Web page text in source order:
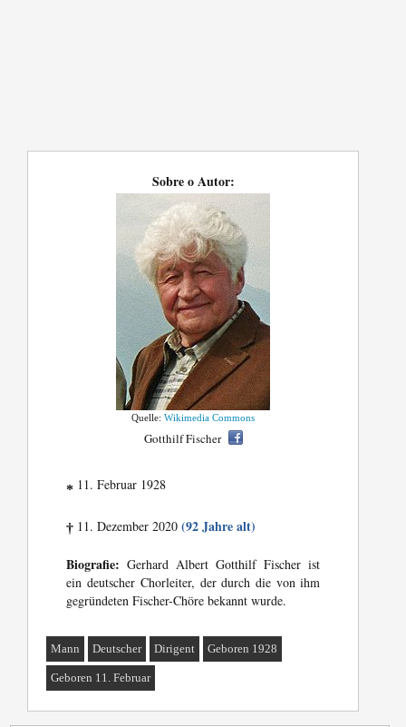
Sobre o Autor:
Quelle:Wikimedia Commons
Gotthilf Fischer
* 11. Februar 1928
† 11. Dezember 2020(92 Jahre alt)
Biografie: Gerhard Albert Gotthilf Fischer ist
ein deutscher Chorleiter, der durch die von ihm
gegründeten Fischer-Chöre bekannt wurde.
Mann Deutscher Dirigent Geboren 1928
Geboren 11. Februar